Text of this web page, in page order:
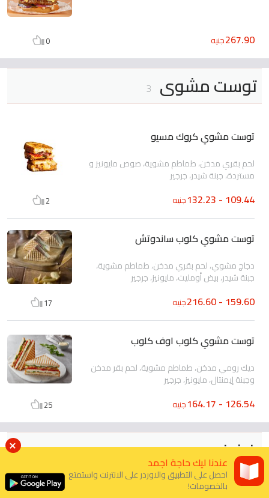
267.90جنيه 0
توست مشوى 3
توست مشوي كروك مسيو
لحم بقري مدخن، طماطم مشوية، صوص مايونيز و
مستردة، جبنة شيدر، جرجير
109.44 - 132.23 جنيه 2
توست مشوي كلوب ساندوتش
دجاج مشوي، لحم بقري مدخن، طماطم مشوية،
جبنة شيدر، بيض أومليت، مايونيز، جرجير
159.60 - 216.60 جنيه 17
توست مشوي كلوب اوف كلوب
ديك رومي مدخن، طماطم مشوية، لحم بقر مدخن
وجبنة إيمنتال، مايونيز، جرجير
126.54 - 164.17 جنيه 25
خبز بني 2
عندنا ليك حاجة اجمد
احصل على التطبيق والاوردر على الانترنت واستمتع
بالخصومات!